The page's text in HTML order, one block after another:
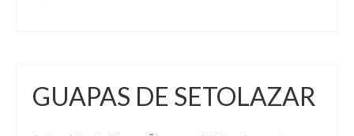
GUAPAS DE SETOLAZAR